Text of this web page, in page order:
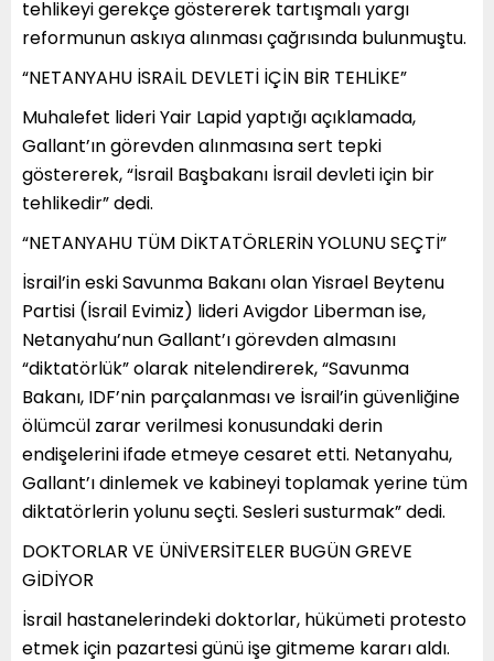
tehlikeyi gerekçe göstererek tartışmalı yargı
reformunun askıya alınması çağrısında bulunmuştu.
“NETANYAHU İSRAİL DEVLETİ İÇİN BİR TEHLİKE”
Muhalefet lideri Yair Lapid yaptığı açıklamada,
Gallant’ın görevden alınmasına sert tepki
göstererek, “İsrail Başbakanı İsrail devleti için bir
tehlikedir” dedi.
“NETANYAHU TÜM DİKTATÖRLERİN YOLUNU SEÇTİ”
İsrail’in eski Savunma Bakanı olan Yisrael Beytenu
Partisi (İsrail Evimiz) lideri Avigdor Liberman ise,
Netanyahu’nun Gallant’ı görevden almasını
“diktatörlük” olarak nitelendirerek, “Savunma
Bakanı, IDF’nin parçalanması ve İsrail’in güvenliğine
ölümcül zarar verilmesi konusundaki derin
endişelerini ifade etmeye cesaret etti. Netanyahu,
Gallant’ı dinlemek ve kabineyi toplamak yerine tüm
diktatörlerin yolunu seçti. Sesleri susturmak” dedi.
DOKTORLAR VE ÜNİVERSİTELER BUGÜN GREVE
GİDİYOR
İsrail hastanelerindeki doktorlar, hükümeti protesto
etmek için pazartesi günü işe gitmeme kararı aldı.